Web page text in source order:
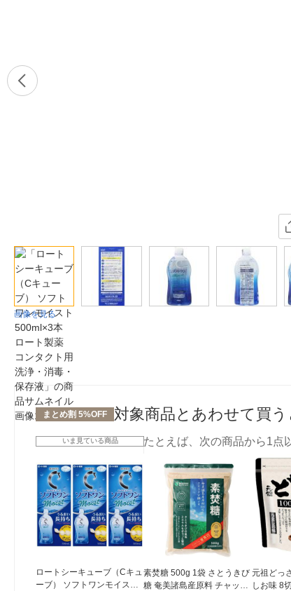
画像を見る
まとめ割 5%OFF 対象商品とあわせて買
いま見ている商品
ロートシーキューブ（Cキュ
ーブ） ソフトワンモイスト
たとえば、次の商品から1点
素焚糖 500g 1袋 さとうきび
糖 奄美諸島産原料 チャック
元祖どっ
しお味 8